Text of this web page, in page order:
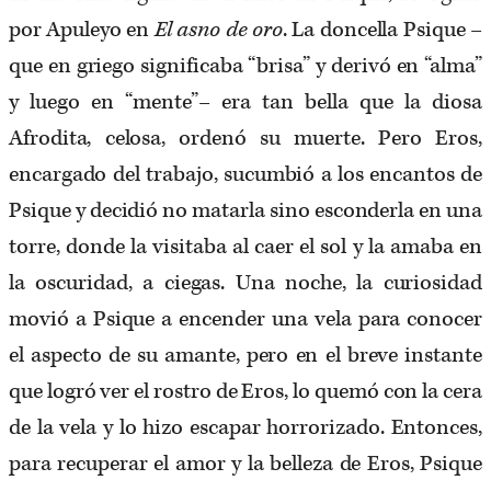
por Apuleyo enEl asno de oro. La doncella Psique –
que en griego significaba “brisa” y derivó en “alma”
y luego en “mente”– era tan bella que la diosa
Afrodita, celosa, ordenó su muerte. Pero Eros,
encargado del trabajo, sucumbió a los encantos de
Psique y decidió no matarla sino esconderla en una
torre, donde la visitaba al caer el sol y la amaba en
la oscuridad, a ciegas. Una noche, la curiosidad
movió a Psique a encender una vela para conocer
el aspecto de su amante, pero en el breve instante
que logró ver el rostro de Eros, lo quemó con la cera
de la vela y lo hizo escapar horrorizado. Entonces,
para recuperar el amor y la belleza de Eros, Psique